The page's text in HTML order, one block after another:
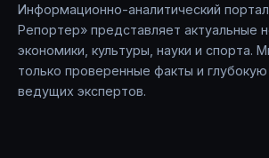
Информационно-аналитический
Репортер» представляет актуальные
экономики, культуры, науки и спорта.
только проверенные факты и глубокую
ведущих экспертов.